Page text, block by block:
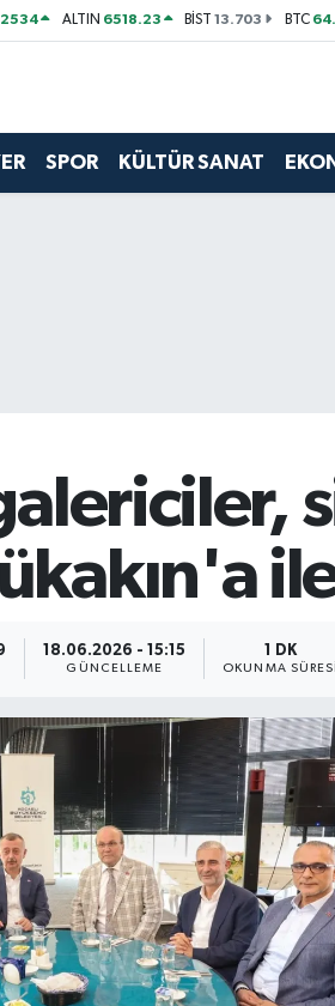
ALTIN 6518.23 BİST13.703 BTC
SPOR KÜLTÜR SANAT
18.06.2026 - 15:15
GÜNCELLEME
1 DK
OKUNMA SÜRESI